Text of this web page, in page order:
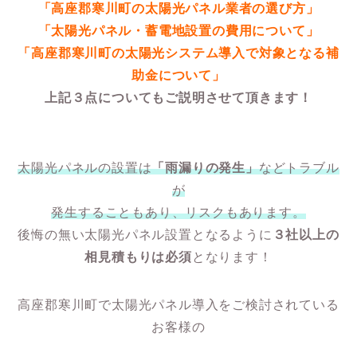
「高座郡寒川町の太陽光パネル業者の選び方」
「太陽光パネル・蓄電地設置の費用について」
「高座郡寒川町の太陽光システム導入で対象となる補
助金について」
上記３点についてもご説明させて頂きます！
太陽光パネルの設置は「雨漏りの発生」などトラブル
が
発生することもあり、リスクもあります。
後悔の無い太陽光パネル設置となるように ３社以上の
相見積もりは必須 となります！
高座郡寒川町で太陽光パネル導入をご検討されている
お客様の